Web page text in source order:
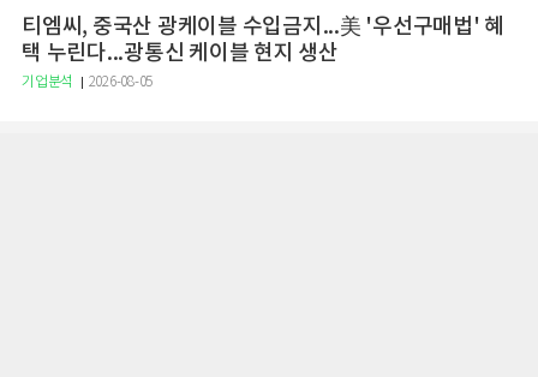
티엠씨, 중국산 광케이블 수입금지...美 '우선구매법' 혜
택 누린다...광통신 케이블 현지 생산
기업분석 2026-08-05